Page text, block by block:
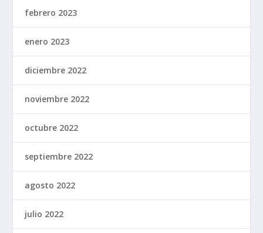
febrero 2023
enero 2023
diciembre 2022
noviembre 2022
octubre 2022
septiembre 2022
agosto 2022
julio 2022